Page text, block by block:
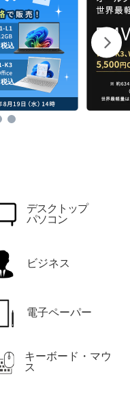
税込
税込
デスクトップ
パソコン
ビジネス
電子ペーパー
キーボード・マウ
ス